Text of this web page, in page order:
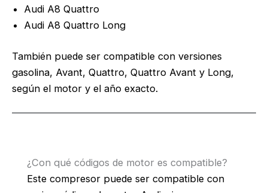
Audi A8 Quattro
Audi A8 Quattro Long
También puede ser compatible con versiones
gasolina, Avant, Quattro, Quattro Avant y Long,
según el motor y el año exacto.
¿Con qué códigos de motor es compatible?
Este compresor puede ser compatible con